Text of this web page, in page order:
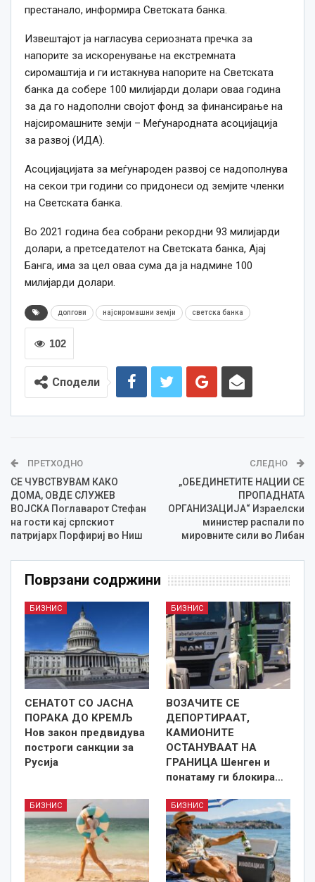
престанало, информира Светската банка.
Извештајот ја нагласува сериозната пречка за
напорите за искоренување на екстремната
сиромаштија и ги истакнува напорите на Светската
банка да собере 100 милијарди долари оваа година
за да го надополни својот фонд за финансирање на
најсиромашните земји – Меѓународната асоцијација
за развој (ИДА).
Асоцијацијата за меѓународен развој се надополнува
на секои три години со придонеси од земјите членки
на Светската банка.
Во 2021 година беа собрани рекордни 93 милијарди
долари, а претседателот на Светската банка, Ајај
Банга, има за цел оваа сума да ја надмине 100
милијарди долари.
долгови најсиромашни земји светска банка
102
Сподели
ПРЕТХОДНО
СЕ ЧУВСТВУВАМ КАКО
ДОМА, ОВДЕ СЛУЖЕВ
ВОЈСКА Поглаварот Стефан
на гости кај српскиот
патријарх Порфириј во Ниш
СЛЕДНО
„ОБЕДИНЕТИТЕ НАЦИИ СЕ
ПРОПАДНАТА
ОРГАНИЗАЦИЈА“ Израелски
министер распали по
мировните сили во Либан
Поврзани содржини
БИЗНИС
СЕНАТОТ СО ЈАСНА
ПОРАКА ДО КРЕМЉ
Нов закон предвидува
построги санкции за
Русија
БИЗНИС
ВОЗАЧИТЕ СЕ
ДЕПОРТИРААТ,
КАМИОНИТЕ
ОСТАНУВААТ НА
ГРАНИЦА Шенген и
понатаму ги блокира…
БИЗНИС БИЗНИС